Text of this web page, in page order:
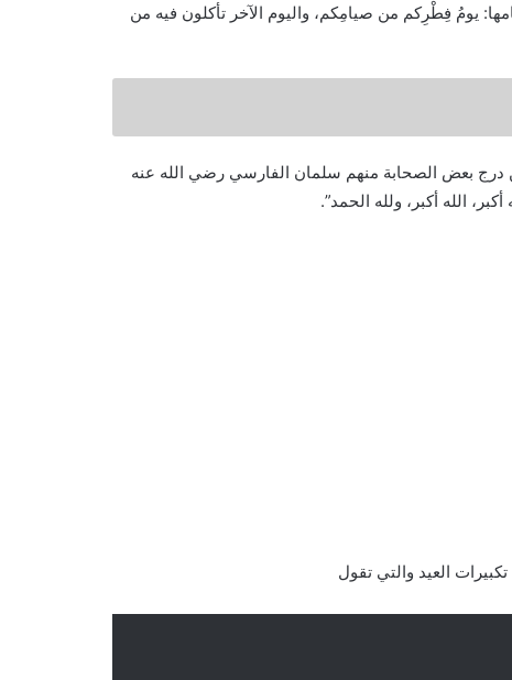
يومُ فِطْرِكم من صيامِكم، واليوم الآخر تأكلون فيه من
بعض الصحابة منهم سلمان الفارسي رضي الله عنه
أكبر، الله أكبر، ولله الحمد”.
العيد والتي تقول